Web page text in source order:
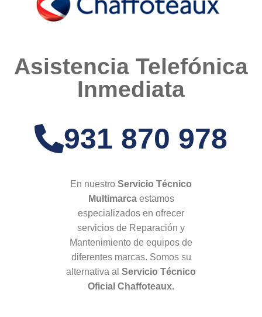
Asistencia Telefónica
Inmediata
931 870 978
En nuestro Servicio Técnico
Multimarcaestamos
especializados en ofrecer
servicios de Reparación y
Mantenimiento de equipos de
diferentes marcas. Somos su
alternativa al Servicio Técnico
Oficial Chaffoteaux.